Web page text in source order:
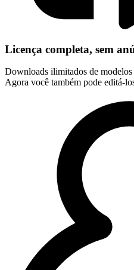
Licença completa, sem
Downloads ilimitados de modelos
Agora você também pode editá-